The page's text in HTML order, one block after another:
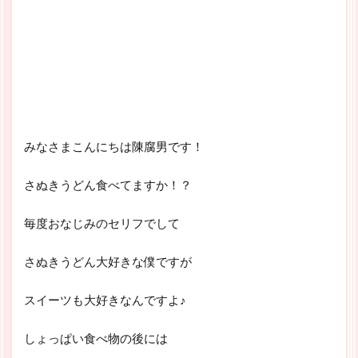
みなさまこんにちは陳腐男です！
さぬきうどん食べてますか！？
毎度おなじみのセリフでして
さぬきうどん大好きな僕ですが
スイーツも大好きなんですよ♪
しょっぱい食べ物の後には